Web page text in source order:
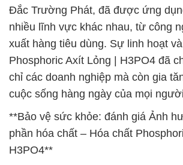
Đắc Trường Phát, đã được ứng
nhiều lĩnh vực khác nhau, từ công
xuất hàng tiêu dùng. Sự linh hoạt
Phosphoric Axít Lỏng | H3PO4 đã
chỉ các doanh nghiệp mà còn gia
cuộc sống hàng ngày của mọi
**Bảo vệ sức khỏe: đánh giá Ảnh
phần hóa chất – Hóa chất
H3PO4**